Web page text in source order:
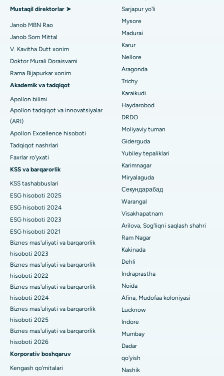
Psixologni toping
Umumiy jarrohni toping
Aragonda, Andhra Pradeshdagi eng yaxshi shifoxona
Bannerghatta yo'lidagi eng yaxshi kasalxona, Bangalor
Bhubaneswardagi 15-bo'limdagi eng yaxshi kasalxona
Bilaspurdagi Seepat yo'lidagi eng yaxshi kasalxona
Ahmedabaddagi Ellisbridge shahridagi eng yaxshi shifoxona
Nyu-Dehlidagi eng yaxshi shifoxona
DRDO, Haydaroboddagi eng yaxshi shifoxona
GS Road, Guwahati shahridagi eng yaxshi kasalxona
Hyderguda, Haydaroboddagi eng yaxshi shifoxona
Vijay Nagar, Indoredagi eng yaxshi shifoxona
Suryaraopeta Main Road, Kakinadadagi eng yaxshi kasalxona
Kalkutta shahridagi Kanal aylanma yo'lidagi eng yaxshi
shifoxona
CBD Belapur, Navi Mumbaydagi eng yaxshi shifoxona
Panchavati, Nashikdagi eng yaxshi shifoxona
Sekunderabad, Haydaroboddagi eng yaxshi shifoxona
Seshadripuramdagi eng yaxshi kasalxona, Bangalor
Waltair Main Road, Visakhapatnamdagi eng yaxshi shifoxona
Subhash Nagar yo'lidagi eng yaxshi kasalxona, Karimnagar
Bachadon arteriyasi embolizatsiyasi
Ko'krak bezi saratoni operatsiyasi
Brakiterapiya
kolonoskopiya
Polipektomiya
Mulohaza miya stimulyatsiyasi
Buyrak biopsiyasi
Paratiroidektomiya
Sitoreduktiv jarrohlik
Seramika bilan umumiy tizzani almashtirish
ERCP
Mustaqil direktorlar ➤
Janob MBN Rao
Janob Som Mittal
V. Kavitha Dutt xonim
Doktor Murali Doraisvami
Rama Bijapurkar xonim
Akademik va tadqiqot
Apollon bilimi
Apollon tadqiqot va innovatsiyalar
(ARI)
Apollon Excellence hisoboti
Tadqiqot nashrlari
Faxrlar ro'yxati
KSS va barqarorlik
KSS tashabbuslari
ESG hisoboti 2025
ESG hisoboti 2024
ESG hisoboti 2023
ESG hisoboti 2021
Biznes mas'uliyati va barqarorlik
hisoboti 2023
Biznes mas'uliyati va barqarorlik
hisoboti 2022
Biznes mas'uliyati va barqarorlik
hisoboti 2024
Biznes mas'uliyati va barqarorlik
hisoboti 2025
Biznes mas'uliyati va barqarorlik
hisoboti 2026
Korporativ boshqaruv
Kengash qo'mitalari
Sarjapur yo'li
Mysore
Madurai
Karur
Nellore
Aragonda
Trichy
Karaikudi
Haydarobod
DRDO
Moliyaviy tuman
Giderguda
Yubiley tepaliklari
Karimnagar
Miryalaguda
Секундарабад
Warangal
Visakhapatnam
Arilova, Sog'liqni saqlash shahri
Ram Nagar
Kakinada
Dehli
Indraprastha
Noida
Afina, Mudofaa koloniyasi
Lucknow
Indore
Mumbay
Dadar
qo'yish
Nashik